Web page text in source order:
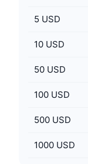
5 USD
10 USD
50 USD
100 USD
500 USD
1000 USD